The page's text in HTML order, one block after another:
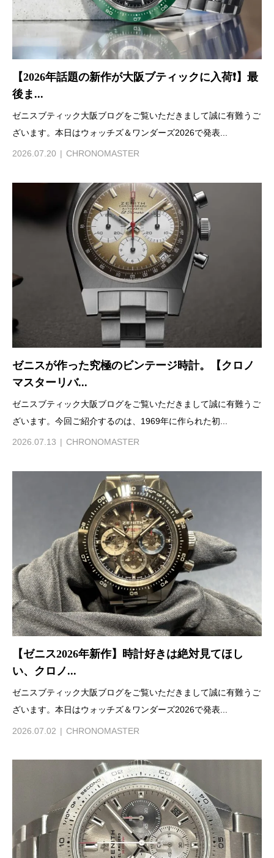
【2026年話題の新作が大阪ブティックに入荷❗️】最
後ま...
ゼニスブティック大阪ブログをご覧いただきまして誠に有難うご
ざいます。本日はウォッチズ＆ワンダーズ2026で発表...
2026.07.20 CHRONOMASTER
ゼニスが作った究極のビンテージ時計。【クロノ
マスターリバ...
ゼニスブティック大阪ブログをご覧いただきまして誠に有難うご
ざいます。今回ご紹介するのは、1969年に作られた初...
2026.07.13 CHRONOMASTER
【ゼニス2026年新作】時計好きは絶対見てほし
い、クロノ...
ゼニスブティック大阪ブログをご覧いただきまして誠に有難うご
ざいます。本日はウォッチズ＆ワンダーズ2026で発表...
2026.07.02 CHRONOMASTER